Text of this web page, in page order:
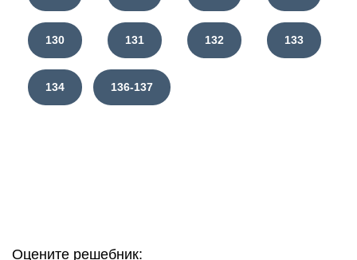
130 131 132 133
134 136-137
Оцените решебник: